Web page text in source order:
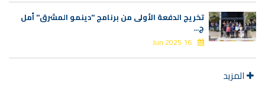
تخريج الدفعة الأولى من برنامج "دينمو المشرق" أمل
ج...
16 Jun 2025
المزيد